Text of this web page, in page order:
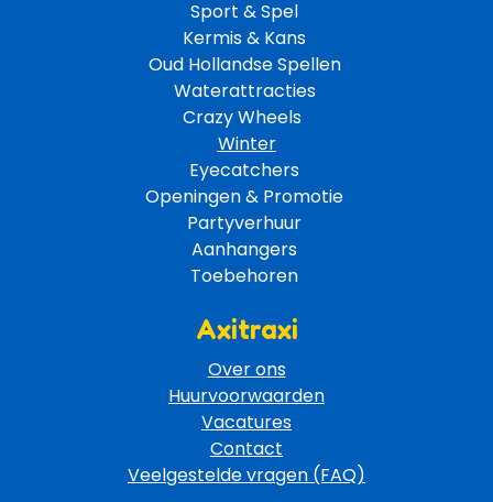
Sport & Spel
Kermis & Kans
Oud Hollandse Spellen
Waterattracties
Crazy Wheels
Winter
Eyecatchers
Openingen & Promotie
Partyverhuur
Aanhangers
Toebehoren
Axitraxi
Over ons
Huurvoorwaarden
Vacatures
Contact
Veelgestelde vragen (FAQ)